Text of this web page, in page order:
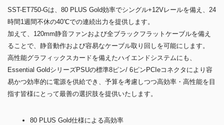
SST-ET750-Gは、80 PLUS Gold効率でシングル+12Vレールを備え、24
時間1週間不休の40℃での連続出力を提供します。
加えて、120mm静音ファンおよび全ブラックフラットケーブルを備え
ることで、静音動作および容易なケーブル取り回しを可能にします。
高性能グラフィックスカードを備えたハイエンドシステムにも、
Essential GoldシリーズPSUの標準8ピン/ 6ピンPCIeコネクタにより容
易かつ効率的に電源を供給でき、予算を考慮しつつ高効率・高性能を目
指す皆様にとって最善の選択肢を提供いたします。
80 PLUS Gold仕様による高効率